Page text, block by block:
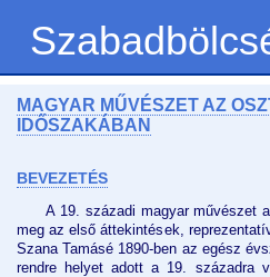
MAGYAR MŰVÉSZET AZ
IDŐSZAKÁBAN
BEVEZETÉS
A 19. századi magyar művészet
meg az első áttekintések,
Szana Tamásé 1890-ben az egész
rendre helyet adott a 19. századra